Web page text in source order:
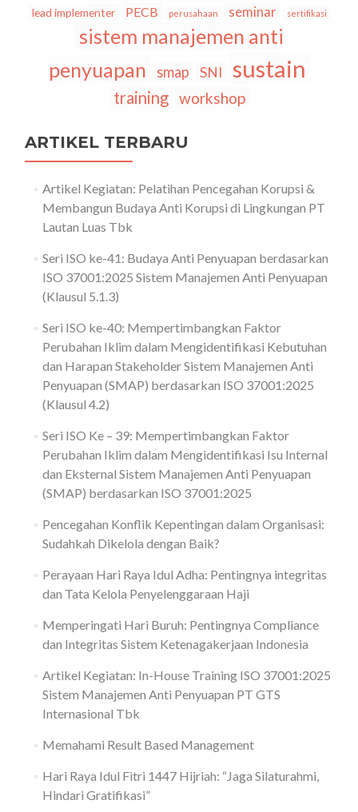
lead implementer PECB perusahaan seminar sertifikasi
sistem manajemen anti
penyuapan
smap SNI sustain
training workshop
ARTIKEL TERBARU
Artikel Kegiatan: Pelatihan Pencegahan Korupsi &
Membangun Budaya Anti Korupsi di Lingkungan PT
Lautan Luas Tbk
Seri ISO ke-41: Budaya Anti Penyuapan berdasarkan
ISO 37001:2025 Sistem Manajemen Anti Penyuapan
(Klausul 5.1.3)
Seri ISO ke-40: Mempertimbangkan Faktor
Perubahan Iklim dalam Mengidentifikasi Kebutuhan
dan Harapan Stakeholder Sistem Manajemen Anti
Penyuapan (SMAP) berdasarkan ISO 37001:2025
(Klausul 4.2)
Seri ISO Ke – 39: Mempertimbangkan Faktor
Perubahan Iklim dalam Mengidentifikasi Isu Internal
dan Eksternal Sistem Manajemen Anti Penyuapan
(SMAP) berdasarkan ISO 37001:2025
Pencegahan Konflik Kepentingan dalam Organisasi:
Sudahkah Dikelola dengan Baik?
Perayaan Hari Raya Idul Adha: Pentingnya integritas
dan Tata Kelola Penyelenggaraan Haji
Memperingati Hari Buruh: Pentingnya Compliance
dan Integritas Sistem Ketenagakerjaan Indonesia
Artikel Kegiatan: In-House Training ISO 37001:2025
Sistem Manajemen Anti Penyuapan PT GTS
Internasional Tbk
Memahami Result Based Management
Hari Raya Idul Fitri 1447 Hijriah: “Jaga Silaturahmi,
Hindari Gratifikasi”